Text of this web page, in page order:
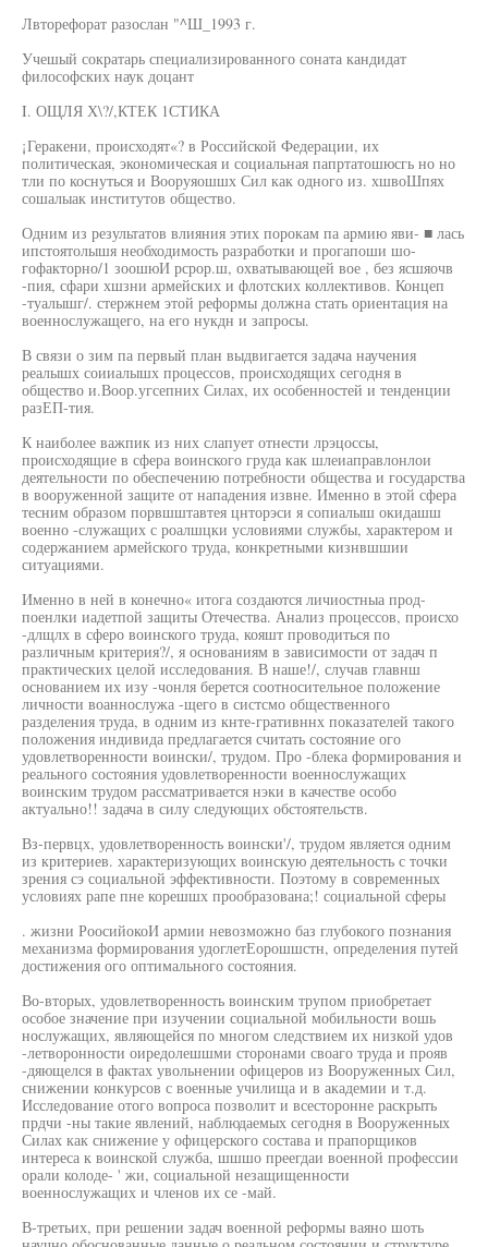
Лвторефорат разослан "^Ш_1993 г.
Учешый сократарь специализированного соната кандидат
философских наук доцант
I. ОЩЛЯ Х\?/,КТЕК 1СТИКА
¡Геракени, происходят«? в Российской Федерации, их
политическая, экономическая и социальная папртатошюсгь но но
тли по коснуться и Вооруяошшх Сил как одного из. хшвоШпях
сошалыак институтов общество.
Одним из результатов влияния этих порокам па армию яви- ■ лась
ипстоятолышя необходимость разработки и прогапоши шо-
гофакторно/1 зоошюИ рсрор.ш, охватывающей вое , без ясшяочв
-пия, сфари хшзни армейских и флотских коллективов. Концеп
-туалышг/. стержнем этой реформы должна стать ориентация на
военнослужащего, на его нукдн и запросы.
В связи о зим па первый план выдвигается задача научения
реалышх соииалышх процессов, происходящих сегодня в
общество и.Воор.угсепних Силах, их особенностей и тенденции
разЕП-тия.
К наиболее важпик из них слапует отнести лрэцоссы,
происходящие в сфера воинского груда как шлеиаправлонлои
деятельности по обеспечению потребности общества и государства
в вооруженной защите от нападения извне. Именно в этой сфера
тесним образом порвшштавтея цнторэси я сопиалыш окидашш
военно -служащих с роалшцки условиями службы, характером и
содержанием армейского труда, конкретными кизнвшшии
ситуациями.
Именно в ней в конечно« итога создаются личиостныа прод-
поенлки иадетпой защиты Отечества. Анализ процессов, происхо
-длщлх в сферо воинского труда, кояшт проводиться по
различным критерия?/, я основаниям в зависимости от задач п
практических целой исследования. В наше!/, случав главнш
основанием их изу -чонля берется соотносительное положение
личности воаннослужа -щего в систсмо общественного
разделения труда, в одним из кнте-гративннх показателей такого
положения индивида предлагается считать состояние ого
удовлетворенности воински/, трудом. Про -блека формирования и
реального состояния удовлетворенности военнослужащих
воинским трудом рассматривается нэки в качестве особо
актуально!! задача в силу следующих обстоятельств.
Вз-первцх, удовлетворенность воински'/, трудом является одним
из критериев. характеризующих воинскую деятельность с точки
зрения сэ социальной эффективности. Поэтому в современных
условиях рапе пне корешшх прообразована;! социальной сферы
. жизни РоосийокоИ армии невозможно баз глубокого познания
механизма формирования удоглетЕорошшстн, определения путей
достижения ого оптимального состояния.
Во-вторых, удовлетворенность воинским трупом приобретает
особое значение при изучении социальной мобильности вошь
нослужащих, являющейся по многом следствием их низкой удов
-летворонности оиредолешшми сторонами своаго труда и прояв
-дяющелся в фактах увольнении офицеров из Вооруженных Сил,
снижении конкурсов с военные училища и в академии и т.д.
Исследование отого вопроса позволит и всесторонне раскрыть
прдчи -ны такие явлений, наблюдаемых сегодня в Вооруженных
Силах как снижение у офицерского состава и прапорщиков
интереса к воинской служба, шшшо преегдаи военной профессии
орали колоде- ' жи, социальной незащищенности
военнослужащих и членов их се -май.
В-третьих, при решении задач военной реформы ваяно шоть